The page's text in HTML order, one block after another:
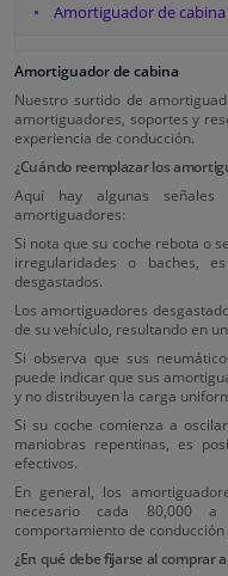
Amortiguador de cabina
Amortiguador de cabina
Nuestro surtido de
amortiguadores, soportes y
experiencia de conducción.
¿Cuándo reemplazar los
Aquí hay algunas
amortiguadores:
Si nota que su coche rebota o
irregularidades o baches,
desgastados.
Los amortiguadores
de su vehículo, resultando en
Si observa que sus
puede indicar que sus
y no distribuyen la carga
Si su coche comienza a
maniobras repentinas, es
efectivos.
En general, los
necesario cada 80,000 a
comportamiento de conducción
¿En qué debe fijarse al comprar